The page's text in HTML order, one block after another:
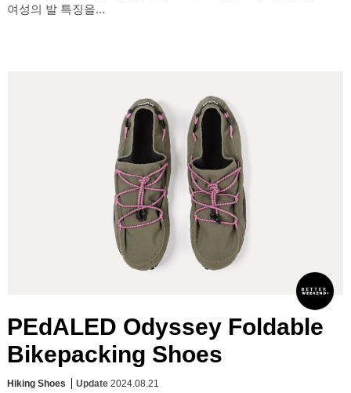
여성의 발 특징을...
PEdALED Odyssey Foldable
Bikepacking Shoes
Hiking Shoes Update 2024.08.21